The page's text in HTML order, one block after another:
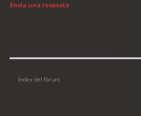
Envia una resposta
Índex del fòrum